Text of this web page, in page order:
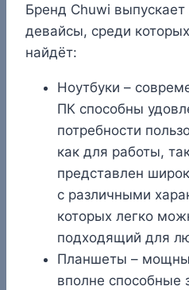
Бренд Chuwi
девайсы, среди
найдёт:
Ноутбуки –
ПК способны
потребности
как для работы,
представлен
с различными
которых легко
подходящий для
Планшеты –
вполне способные